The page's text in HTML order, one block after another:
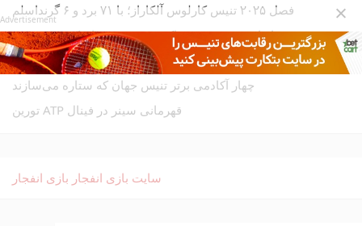
فصل ۲۰۲۵ تنیس کارلوس آلکاراز؛ با ۷۱ برد و ۶ گرنداسلم
انواع زمین تنیس؛ خاک رس، چمن، هاردکورت و فرش
تورنمنت‌های مهم تنیس جهانی؛ از گرند اسلم‌ها تا ATP/WTA
چهار آکادمی برتر تنیس جهان که ستاره می‌سازند
قهرمانی سینر در فینال ATP تورین
سایت بازی انفجار بازی انفجار
Advertisement